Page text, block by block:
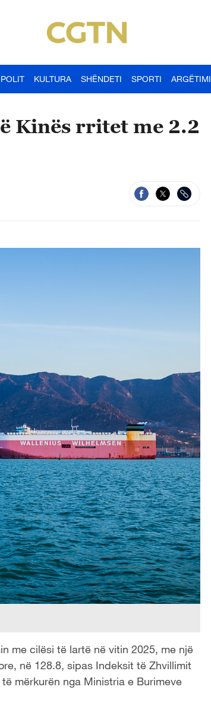
KULTURA SHËNDETI SPORTI ARGËTIMI
Kinës rritet me 2.2
me cilësi të lartë në vitin 2025, me një
në 128.8, sipas Indeksit të Zhvillimit
mërkurën nga Ministria e Burimeve